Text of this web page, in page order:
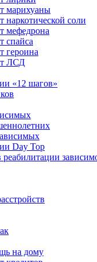
марихуаны
наркотической соли
мефедрона
спайса
героина
ЛСД
«12 шагов»
Day Top
на дому